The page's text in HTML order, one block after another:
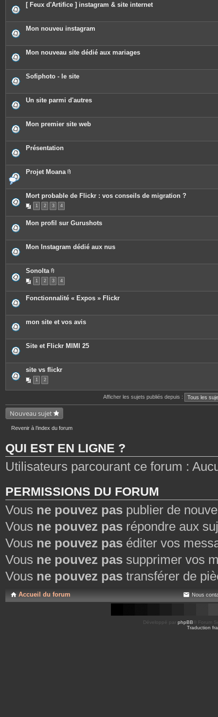
[ Feux d'Artifice ] instagram & site internet
Mon nouveu instagram
Mon nouveau site dédié aux mariages
Sofiphoto - le site
Un site parmi d'autres
Mon premier site web
Présentation
Projet Moana
è
c
o
i
e
s
Mort probable de Flickr : vos conseils de migration ?
1 2 3 4
Mon profil sur Gurushots
Mon Instagram dédié aux nus
Sonolta
P
i
c
e
o
i
e
s
1 2 3 4
Fonctionnalité « Expos » Flickr
mon site et vos avis
Site et Flickr MIMI 25
site vs flickr
1 2
Afficher les sujets publiés depuis :
Nouveau sujet
Revenir à l’index du forum
QUI EST EN LIGNE ?
Utilisateurs parcourant ce forum :
PERMISSIONS DU FORUM
Vous ne pouvez pas publier de
Vous ne pouvez pas répondre aux
Vous ne pouvez pas éditer vos
Vous ne pouvez pas supprimer vos
Vous ne pouvez pas transférer de
Accueil du forum Nous
Développé par phpBB ® Forum
Traduction